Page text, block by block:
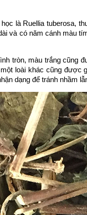
là Ruellia tuberosa,
và có năm cánh màu
tròn, màu trắng cũng
loài khác cũng
dạng để tránh nhầm